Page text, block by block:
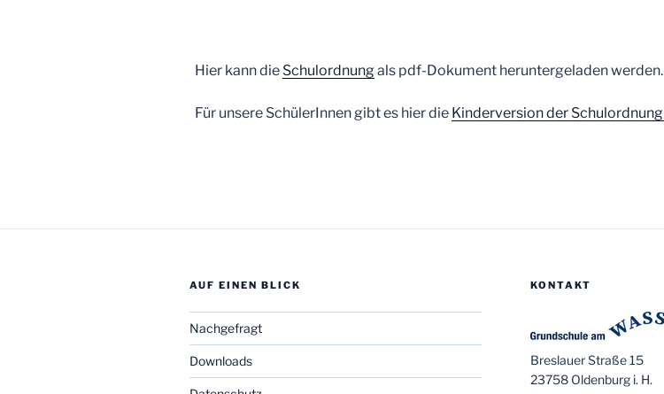
Hier kann die Schulordnungals pdf-Dokument heruntergeladen werden.
Für unsere SchülerInnen gibt es hier die Kinderversion der Schulordnung
AUF EINEN BLICK
Nachgefragt
Downloads
KONTAKT
Breslauer Straße 15
23758 Oldenburg i. H.